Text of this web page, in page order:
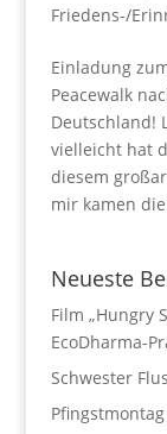
Friedens-/
Einladung
Peacewalk
Deutschland!
vielleicht hat
diesem
mir kamen
Neueste
Film „Hungry
EcoDharma-
Schwester